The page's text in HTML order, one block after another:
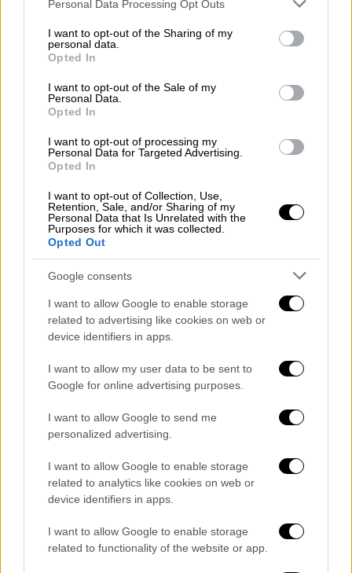
not limited to your visit or usage behaviour. You may click to
grant or deny consent to Google and its third-party tags to
use your data for below specified purposes in below Google
consent section.
Personal Data Processing Opt Outs
I want to opt-out of the Sharing of my
personal data.
Opted In
I want to opt-out of the Sale of my
Personal Data.
Opted In
I want to opt-out of processing my
Personal Data for Targeted Advertising.
Opted In
I want to opt-out of Collection, Use,
Retention, Sale, and/or Sharing of my
Personal Data that Is Unrelated with the
Purposes for which it was collected.
Opted Out
Google consents
I want to allow Google to enable storage
related to advertising like cookies on web or
device identifiers in apps.
I want to allow my user data to be sent to
Google for online advertising purposes.
I want to allow Google to send me
personalized advertising.
I want to allow Google to enable storage
related to analytics like cookies on web or
device identifiers in apps.
I want to allow Google to enable storage
related to functionality of the website or app.
είναι “αγωγός αξιών”
Κόσμος|09.11.2020 11:01
Ναγκόρνο Καραμπάχ: Αλίγιεφ,
Τσαβούσογλου πανηγυρίζουν την
κατάληψη της Σούσα - Πώς απαντούν οι
Αρμένιοι
Πανηγυρισμοί στους δρόμους του Μπακού
από χιλιάδες Αζέρους - «Λένε ψέματα» είναι
η απάντηση της Αρμενίας
ΑΛΛΑ #TAGS
Αζερμπαϊτζάν
ειδήσεις τώρα
Βλαντίμιρ Πούτιν
Τζορτζ Σόρος